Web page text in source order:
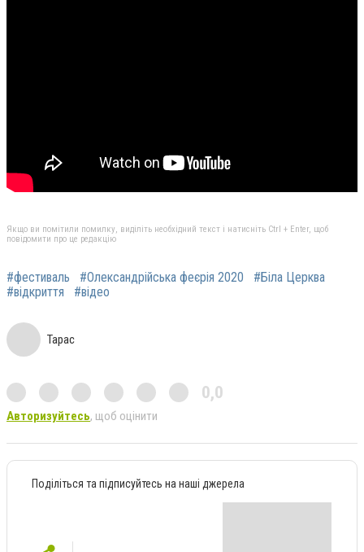
Якщо ви помітили помилку, виділіть необхідний текст і натисніть Ctrl + Enter, щоб
повідомити про це редакцію
#фестиваль #Олександрійська феєрія 2020
#Біла Церква
#відкриття
#відео
Тарас
0,0
Авторизуйтесь, щоб оцінити
Поділіться та підписуйтесь на наші джерела